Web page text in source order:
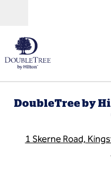
DoubleTree by
1 Skerne Road,